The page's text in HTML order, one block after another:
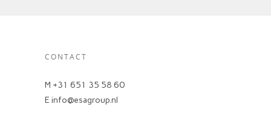
CONTACT
M +31 651 35 58 60
E info@esagroup.nl